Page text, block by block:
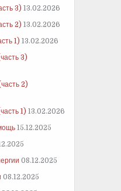
3) 13.02.2026
2) 13.02.2026
1) 13.02.2026
3)
2)
1) 13.02.2026
15.12.2025
08.12.2025
08.12.2025